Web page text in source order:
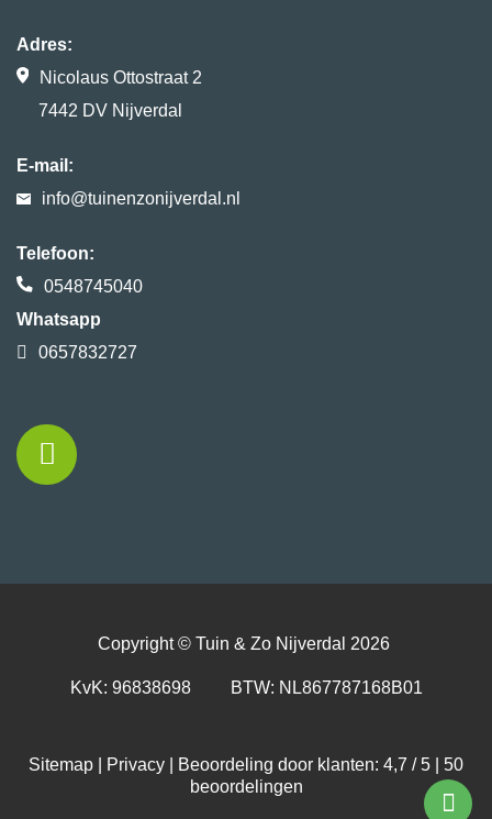
Adres:
Nicolaus Ottostraat 2
7442 DV Nijverdal
E-mail:
info@tuinenzonijverdal.nl
Telefoon:
0548745040
Whatsapp
0657832727
Copyright © Tuin & Zo Nijverdal 2026
KvK: 96838698 BTW: NL867787168B01
Sitemap Privacy | Beoordeling door klanten: 4,7 / 5 | 50
beoordelingen